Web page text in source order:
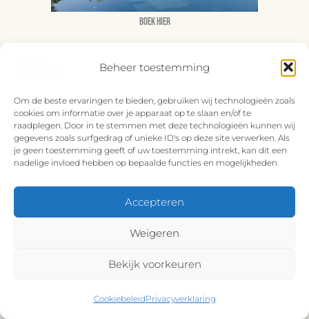
Beheer toestemming
Om de beste ervaringen te bieden, gebruiken wij technologieën zoals
cookies om informatie over je apparaat op te slaan en/of te
raadplegen. Door in te stemmen met deze technologieën kunnen wij
gegevens zoals surfgedrag of unieke ID's op deze site verwerken. Als
je geen toestemming geeft of uw toestemming intrekt, kan dit een
nadelige invloed hebben op bepaalde functies en mogelijkheden.
Accepteren
Weigeren
Bekijk voorkeuren
CookiebeleidPrivacyverklaring
Boek hier
op een rijtje gezet. Boek alleen het hotel of bekijk
Bekijk hier